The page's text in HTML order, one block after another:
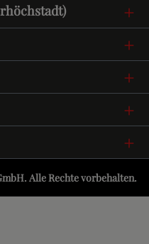
Alle Rechte vorbehalten.